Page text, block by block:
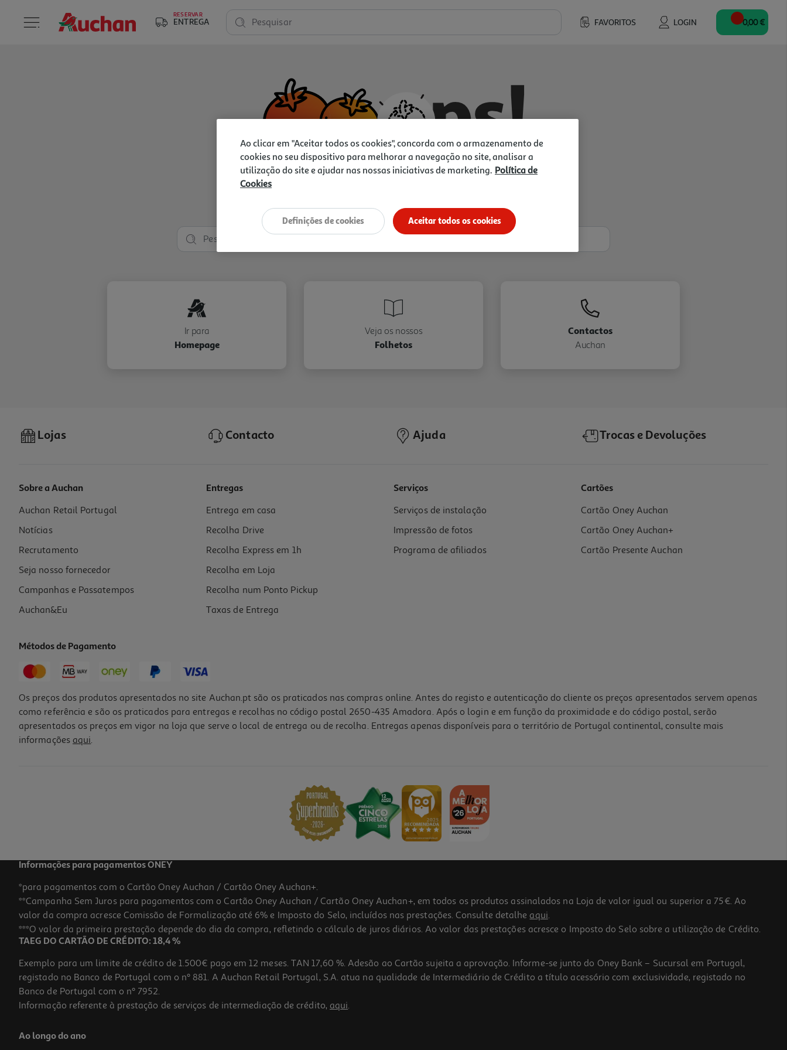
RESERVAR
ENTREGA FAVORITOS LOGIN
Pesquisar 0,00 €
Vamos tentar de novo?
Ir para
Homepage
Veja os nossos
Folhetos
Contactos
Auchan
Lojas Contacto Ajuda Trocas e Devoluções
Sobre a Auchan
Auchan Retail Portugal
Notícias
Recrutamento
Seja nosso fornecedor
Campanhas e Passatempos
Auchan&Eu
Entregas
Entrega em casa
Recolha Drive
Recolha Express em 1h
Recolha em Loja
Recolha num Ponto Pickup
Taxas de Entrega
Serviços
Serviços de instalação
Impressão de fotos
Programa de afiliados
Cartões
Cartão Oney Auchan
Cartão Oney Auchan+
Cartão Presente Auchan
Métodos de Pagamento
Os preços dos produtos apresentados no site Auchan.pt são os praticados nas compras online. Antes do registo e autenticação do cliente os preços apresentados servem apenas
como referência e são os praticados para entregas e recolhas no código postal 2650-435 Amadora. Após o login e em função da proximidade e do código postal, serão
apresentados os preços em vigor na loja que serve o local de entrega ou de recolha. Entregas apenas disponíveis para o território de Portugal continental, consulte mais
informações aqui.
Informações para pagamentos ONEY
*para pagamentos com o Cartão Oney Auchan / Cartão Oney Auchan+.
**Campanha Sem Juros para pagamentos com o Cartão Oney Auchan / Cartão Oney Auchan+, em todos os produtos assinalados na Loja de valor igual ou superior a 75€. Ao
valor da compra acresce Comissão de Formalização até 6% e Imposto do Selo, incluídos nas prestações. Consulte detalhe aqui.
***O valor da primeira prestação depende do dia da compra, refletindo o cálculo de juros diários. Ao valor das prestações acresce o Imposto do Selo sobre a utilização de Crédito.
TAEG DO CARTÃO DE CRÉDITO: 18,4 %
Exemplo para um limite de crédito de 1.500€ pago em 12 meses. TAN 17,60 %. Adesão ao Cartão sujeita a aprovação. Informe-se junto do Oney Bank – Sucursal em Portugal,
registado no Banco de Portugal com o nº 881. A Auchan Retail Portugal, S.A. atua na qualidade de Intermediário de Crédito a título acessório com exclusividade, registado no
Banco de Portugal com o nº 7952.
Informação referente à prestação de serviços de intermediação de crédito, aqui.
Ao longo do ano
Ao clicar em "Aceitar todos os cookies", concorda com o armazenamento de
cookies no seu dispositivo para melhorar a navegação no site, analisar a
utilização do site e ajudar nas nossas iniciativas de marketing. Política de
Cookies
Aceitar todos os cookies
Definições de cookies